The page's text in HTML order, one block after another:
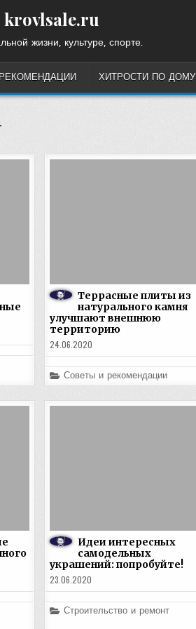
жизни, культуре, спорте.
ХИТРОСТИ ПО ДОМУ
Террасные плиты из
натурального камня
улучшают внешнюю
территорию
24.06.2020
Posted
in
Советы и рекомендации
Идеи интересных
самодельных
украшений: попробуйте!
23.06.2020
Posted
Строительство и ремонт